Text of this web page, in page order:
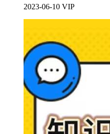
2023-06-10 VIP